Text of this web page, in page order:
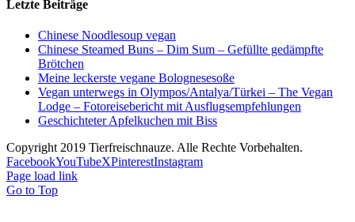
Letzte Beiträge
Chinese Noodlesoup vegan
Chinese Steamed Buns – Dim Sum – Gefüllte gedämpfte
Brötchen
Meine leckerste vegane Bolognesesoße
Vegan unterwegs in Olympos/Antalya/Türkei – The Vegan
Lodge – Fotoreisebericht mit Ausflugsempfehlungen
Geschichteter Apfelkuchen mit Biss
Copyright 2019 Tierfreischnauze. Alle Rechte Vorbehalten.
FacebookYouTubeXPinterestInstagram
Page load link
Go to Top